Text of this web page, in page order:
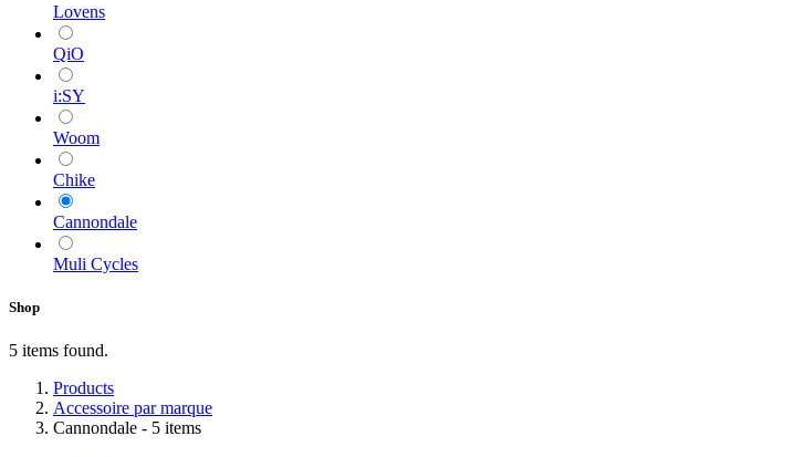
Lovens
QiO
i:SY
Woom
Chike
Cannondale
Muli Cycles
Shop
5 items found.
Products
Accessoire par marque
Cannondale - 5 items